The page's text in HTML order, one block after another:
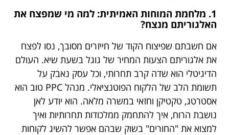
1. מלחמת המוחות האמיתית: למה מי שמפצח את
האלגוריתם מנצח?
אם חשבתם שפיצוח הקוד של חייזרים מסובך, נסו לפצח
את אלגוריתם הצעות המחיר של גוגל בשעת שיא. העולם
הדיגיטלי הוא שדה קרב תחרותי, וכל עסק נאבק על
תשומת הלב של הלקוח הפוטנציאלי. מנהל PPC טוב הוא
אסטרטג, טקטיקן וחזאי במשרה מלאה. הוא יודע לאן
נושבת הרוח, איך להתחמק ממלכודות תחרותיות ואיך
למצוא את "החורים" בשוק שבהם אפשר להשיג לקוחות